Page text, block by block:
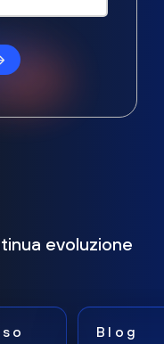
evoluzione
Blog